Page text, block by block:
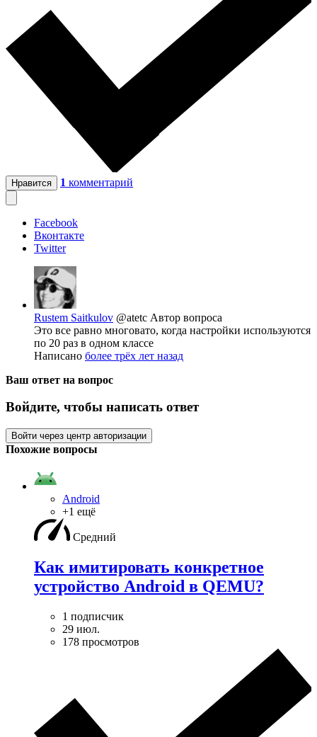
Нравится 1 комментарий
Facebook
Вконтакте
Twitter
Rustem Saitkulov @atetc Автор вопроса
Это все равно многовато, когда настройки используются
по 20 раз в одном классе
Написано более трёх лет назад
Ваш ответ на вопрос
Войдите, чтобы написать ответ
Войти через центр авторизации
Похожие вопросы
Android
+1 ещё
Средний
Как имитировать конкретное
устройство Android в QEMU?
1 подписчик
29 июл.
178 просмотров